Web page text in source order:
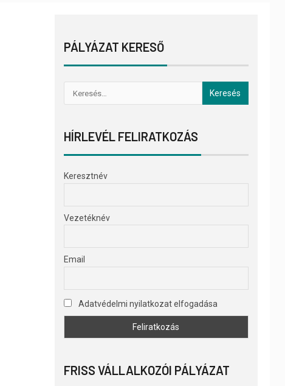
PÁLYÁZAT KERESŐ
HÍRLEVÉL FELIRATKOZÁS
Keresztnév
Vezetéknév
Email
Adatvédelmi nyilatkozat elfogadása
FRISS VÁLLALKOZÓI PÁLYÁZAT